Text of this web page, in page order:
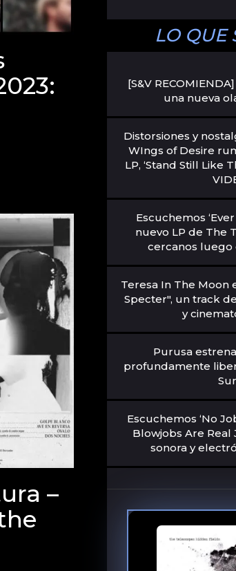
–
LO QUE
[S&V
una nueva
Distorsiones y
WIngs of Desire
LP, ‘Stand Still Like
Escuchemos
nuevo LP de The
cercanos luego
Teresa In The Moon
Specter", un track
y
Purusa
profundamente
Escuchemos ‘No
Blowjobs Are Real
sonora y